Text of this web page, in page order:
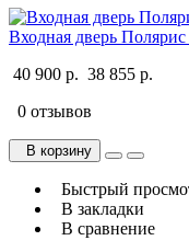
Входная дверь
40 900 р. 38 855 р.
0 отзывов
В корзину
Быстрый
В закладки
В сравнение